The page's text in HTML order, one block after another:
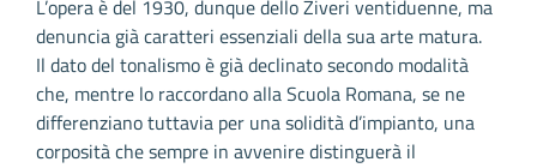
L’opera è del 1930, dunque dello Ziveri ventiduenne, ma
denuncia già caratteri essenziali della sua arte matura.
Il dato del tonalismo è già declinato secondo modalità
che, mentre lo raccordano alla Scuola Romana, se ne
differenziano tuttavia per una solidità d’impianto, una
corposità che sempre in avvenire distinguerà il